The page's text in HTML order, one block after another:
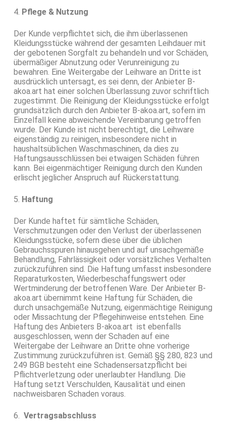
4. Pflege & Nutzung
Der Kunde verpflichtet sich, die ihm überlassenen
Kleidungsstücke während der gesamten Leihdauer mit
der gebotenen Sorgfalt zu behandeln und vor Schäden,
übermäßiger Abnutzung oder Verunreinigung zu
bewahren. Eine Weitergabe der Leihware an Dritte ist
ausdrücklich untersagt, es sei denn, der Anbieter B-
akoa.art hat einer solchen Überlassung zuvor schriftlich
zugestimmt. Die Reinigung der Kleidungsstücke erfolgt
grundsätzlich durch den Anbieter B-akoa.art, sofern im
Einzelfall keine abweichende Vereinbarung getroffen
wurde. Der Kunde ist nicht berechtigt, die Leihware
eigenständig zu reinigen, insbesondere nicht in
haushaltsüblichen Waschmaschinen, da dies zu
Haftungsausschlüssen bei etwaigen Schäden führen
kann. Bei eigenmächtiger Reinigung durch den Kunden
erlischt jeglicher Anspruch auf Rückerstattung.
5. Haftung
Der Kunde haftet für sämtliche Schäden,
Verschmutzungen oder den Verlust der überlassenen
Kleidungsstücke, sofern diese über die üblichen
Gebrauchsspuren hinausgehen und auf unsachgemäße
Behandlung, Fahrlässigkeit oder vorsätzliches Verhalten
zurückzuführen sind. Die Haftung umfasst insbesondere
Reparaturkosten, Wiederbeschaffungswert oder
Wertminderung der betroffenen Ware. Der Anbieter B-
akoa.art übernimmt keine Haftung für Schäden, die
durch unsachgemäße Nutzung, eigenmächtige Reinigung
oder Missachtung der Pflegehinweise entstehen. Eine
Haftung des Anbieters B-akoa.art ist ebenfalls
ausgeschlossen, wenn der Schaden auf eine
Weitergabe der Leihware an Dritte ohne vorherige
Zustimmung zurückzuführen ist. Gemäß §§ 280, 823 und
249 BGB besteht eine Schadensersatzpflicht bei
Pflichtverletzung oder unerlaubter Handlung. Die
Haftung setzt Verschulden, Kausalität und einen
nachweisbaren Schaden voraus.
6. Vertragsabschluss